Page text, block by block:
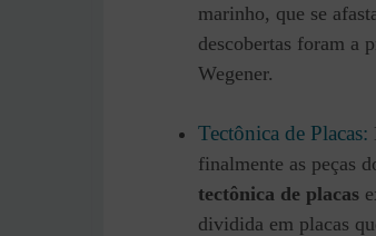
marinho, que se
descobertas foram a
Wegener.
Tectônica de Placas:
finalmente as peças
tectônica de placas
dividida em placas